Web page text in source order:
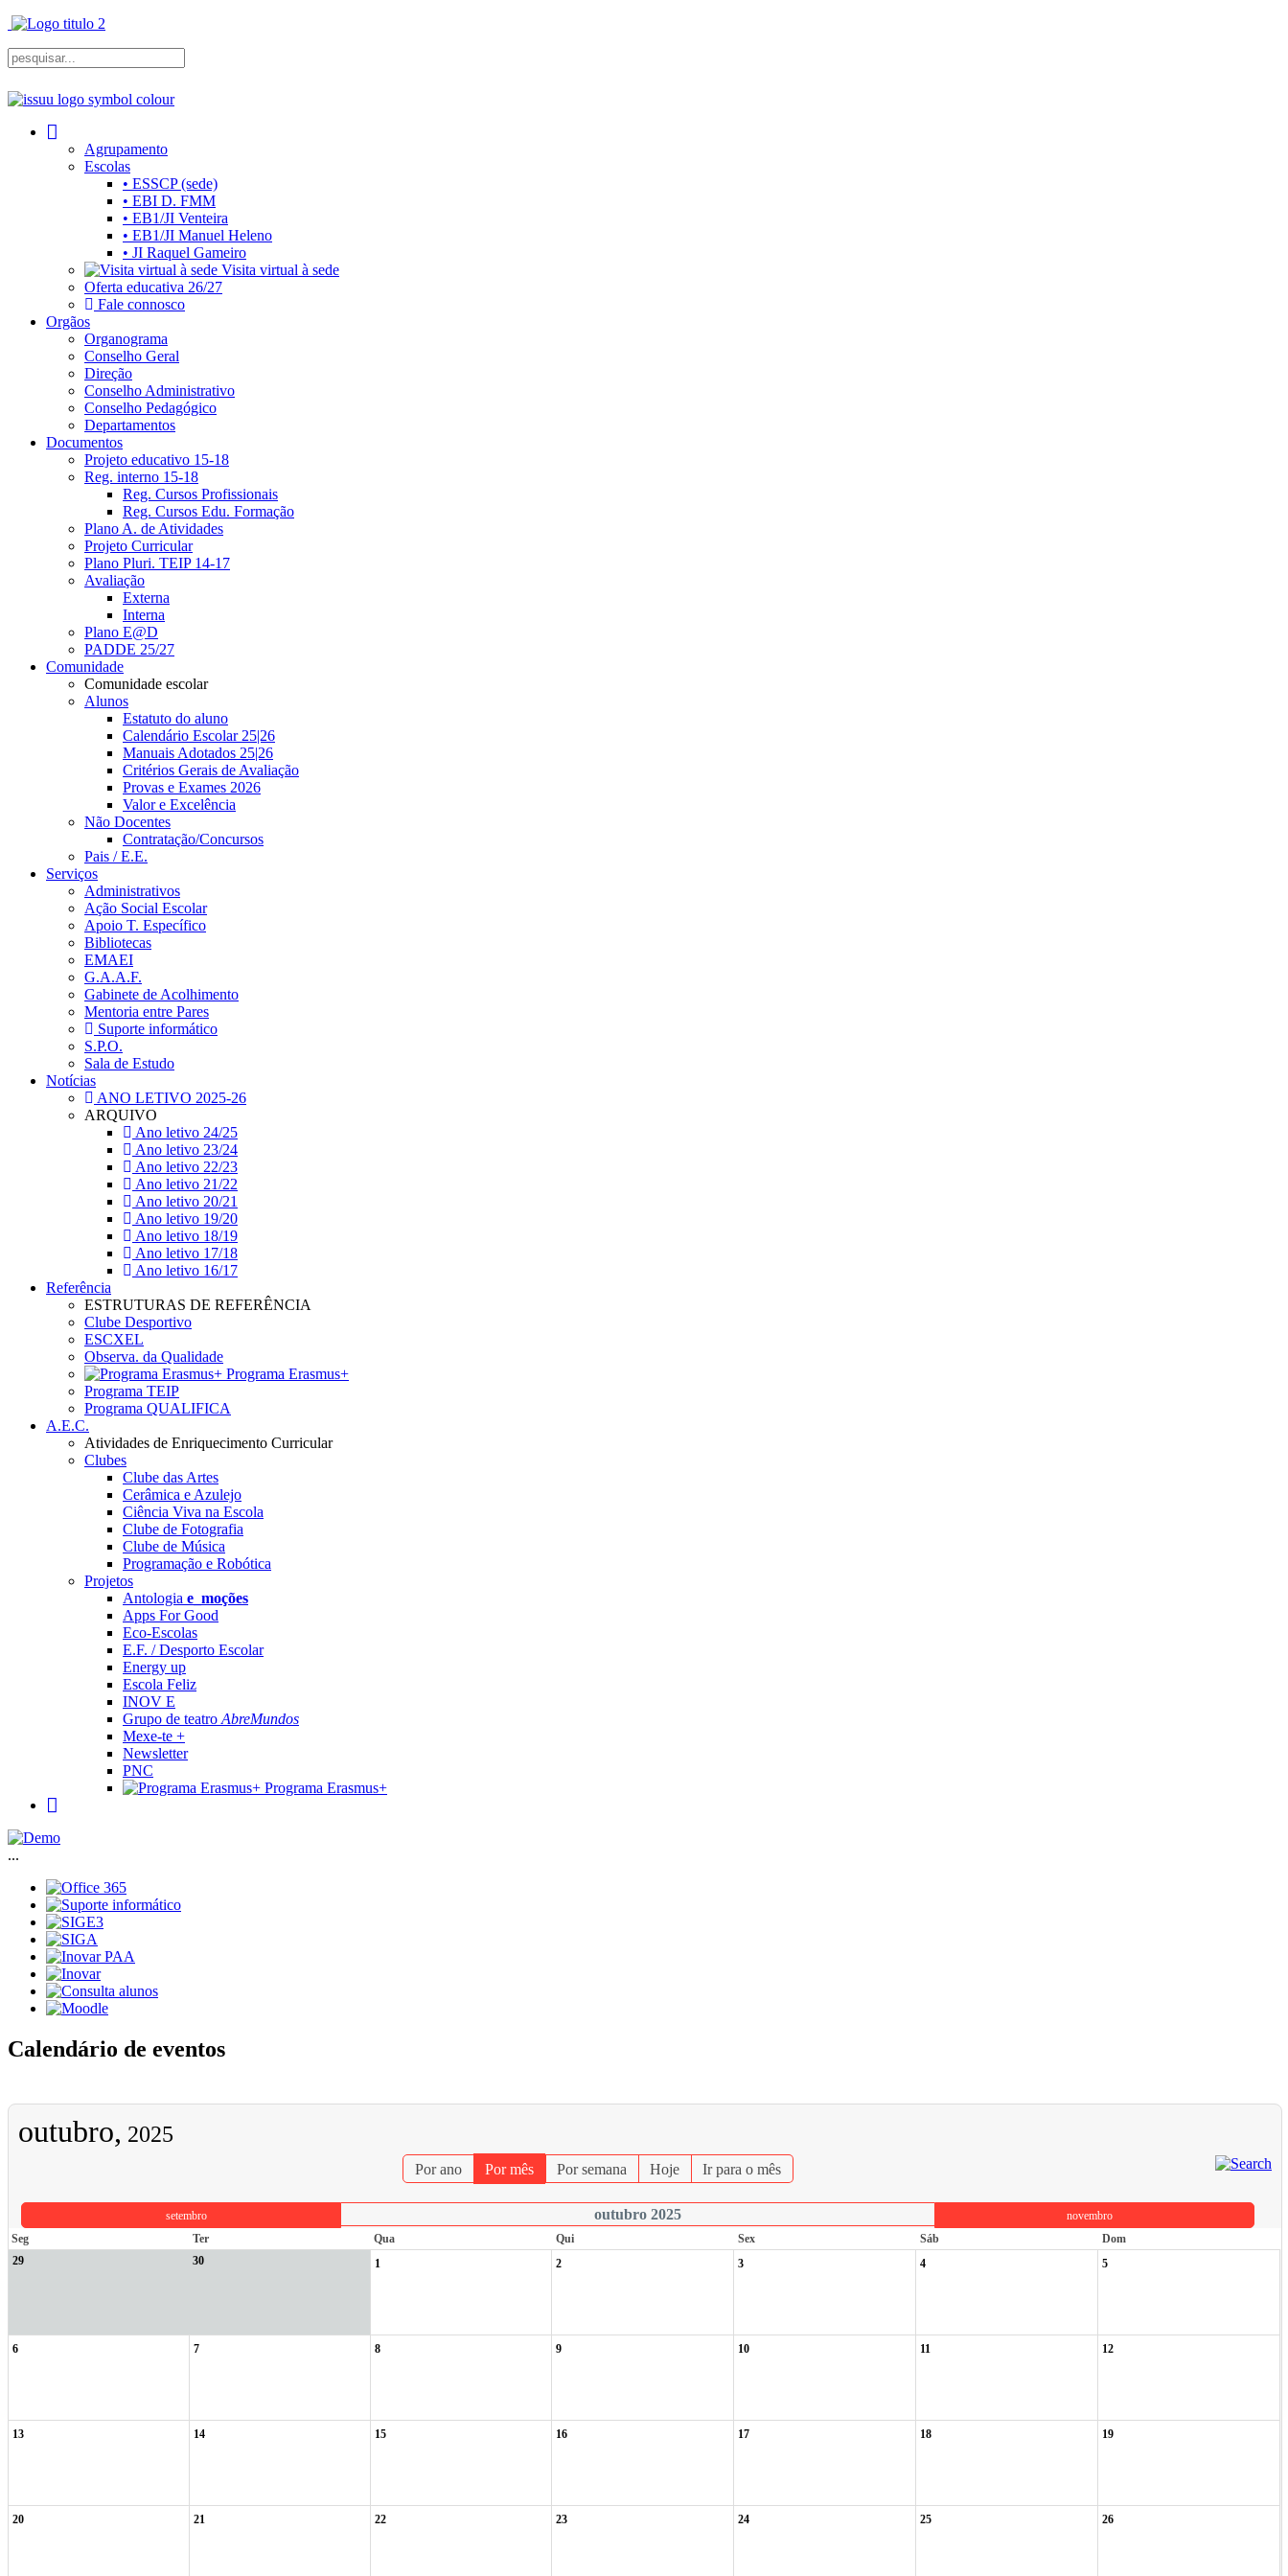
Agrupamento
Escolas
• ESSCP (sede)
• EBI D. FMM
• EB1/JI Venteira
• EB1/JI Manuel Heleno
• JI Raquel Gameiro
Visita virtual à sede
Oferta educativa 26/27
Fale connosco
Orgãos
Organograma
Conselho Geral
Direção
Conselho Administrativo
Conselho Pedagógico
Departamentos
Documentos
Projeto educativo 15-18
Reg. interno 15-18
Reg. Cursos Profissionais
Reg. Cursos Edu. Formação
Plano A. de Atividades
Projeto Curricular
Plano Pluri. TEIP 14-17
Avaliação
Externa
Interna
Plano E@D
PADDE 25/27
Comunidade
Comunidade escolar
Alunos
Estatuto do aluno
Calendário Escolar 25|26
Manuais Adotados 25|26
Critérios Gerais de Avaliação
Provas e Exames 2026
Valor e Excelência
Não Docentes
Contratação/Concursos
Pais / E.E.
Serviços
Administrativos
Ação Social Escolar
Apoio T. Específico
Bibliotecas
EMAEI
G.A.A.F.
Gabinete de Acolhimento
Mentoria entre Pares
Suporte informático
S.P.O.
Sala de Estudo
Notícias
ANO LETIVO 2025-26
ARQUIVO
Ano letivo 24/25
Ano letivo 23/24
Ano letivo 22/23
Ano letivo 21/22
Ano letivo 20/21
Ano letivo 19/20
Ano letivo 18/19
Ano letivo 17/18
Ano letivo 16/17
Referência
ESTRUTURAS DE REFERÊNCIA
Clube Desportivo
ESCXEL
Observa. da Qualidade
Programa Erasmus+
Programa TEIP
Programa QUALIFICA
A.E.C.
Atividades de Enriquecimento Curricular
Clubes
Clube das Artes
Cerâmica e Azulejo
Ciência Viva na Escola
Clube de Fotografia
Clube de Música
Programação e Robótica
Projetos
Antologia e_moções
Apps For Good
Eco-Escolas
E.F. / Desporto Escolar
Energy up
Escola Feliz
INOV E
Grupo de teatro AbreMundos
Mexe-te +
Newsletter
PNC
Programa Erasmus+
...
Calendário de eventos
outubro, 2025
Por ano Por mês Por semana Hoje Ir para o mês
setembro outubro 2025
novembro
Seg
Ter Qua Qui Sex Sáb
Dom
29
30 1 2 3 4 5
6 7 8 9 10 11 12
13 14 15 16 17 18 19
20 21 22 23 24 25 26